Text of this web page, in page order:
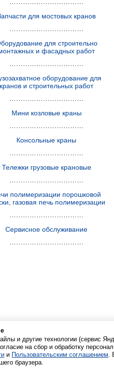
для мостовых кранов
для строительно
и фасадных работ
оборудование для
кранов и строительных работ
Мини козловые краны
Консольные краны
Тележки грузовые крановые
полимеризации порошковой
газовая печь полимеризации
Сервисное обслуживание
и другие технологии (сервис
на сбор и обработку
и Пользовательским соглашением.
браузера.